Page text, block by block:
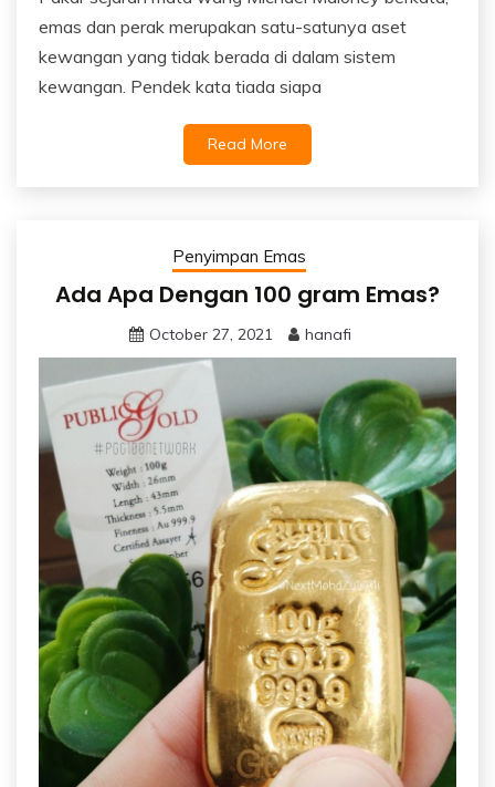
emas dan perak merupakan satu-satunya aset
kewangan yang tidak berada di dalam sistem
kewangan. Pendek kata tiada siapa
Read More
Penyimpan Emas
Ada Apa Dengan 100 gram Emas?
October 27, 2021 hanafi